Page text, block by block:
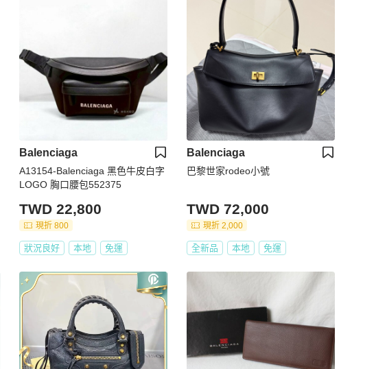
Balenciaga
A13154-Balenciaga 黑色牛皮白字
LOGO 胸口腰包552375
TWD 22,800
現折 800
狀況良好 本地 免運
Balenciaga
巴黎世家rodeo小號
TWD 72,000
現折 2,000
全新品 本地 免運